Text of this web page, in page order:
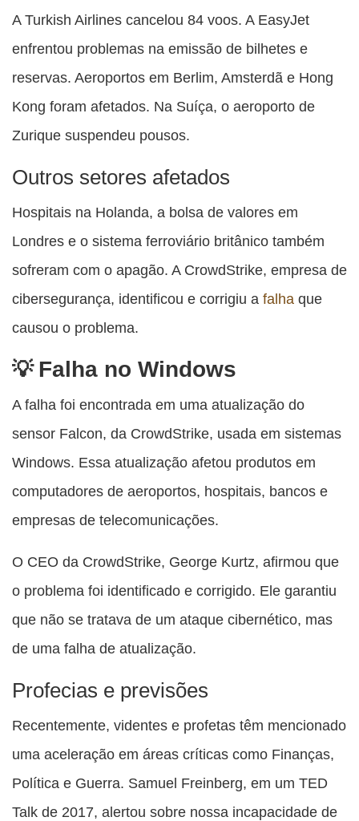
A Turkish Airlines cancelou 84 voos. A EasyJet
enfrentou problemas na emissão de bilhetes e
reservas. Aeroportos em Berlim, Amsterdã e Hong
Kong foram afetados. Na Suíça, o aeroporto de
Zurique suspendeu pousos.
Outros setores afetados
Hospitais na Holanda, a bolsa de valores em
Londres e o sistema ferroviário britânico também
sofreram com o apagão. A CrowdStrike, empresa de
cibersegurança, identificou e corrigiu a falha que
causou o problema.
Falha no Windows
A falha foi encontrada em uma atualização do
sensor Falcon, da CrowdStrike, usada em sistemas
Windows. Essa atualização afetou produtos em
computadores de aeroportos, hospitais, bancos e
empresas de telecomunicações.
O CEO da CrowdStrike, George Kurtz, afirmou que
o problema foi identificado e corrigido. Ele garantiu
que não se tratava de um ataque cibernético, mas
de uma falha de atualização.
Profecias e previsões
Recentemente, videntes e profetas têm mencionado
uma aceleração em áreas críticas como Finanças,
Política e Guerra. Samuel Freinberg, em um TED
Talk de 2017, alertou sobre nossa incapacidade de